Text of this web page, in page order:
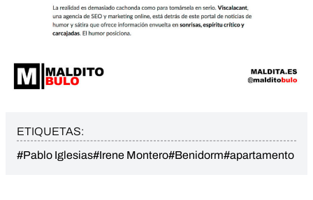
ETIQUETAS:
#Pablo Iglesias#Irene Montero#Benidorm#apartamento